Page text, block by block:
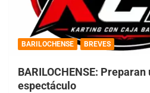
BARILOCHENSE BREVES
BARILOCHENSE:
espectáculo